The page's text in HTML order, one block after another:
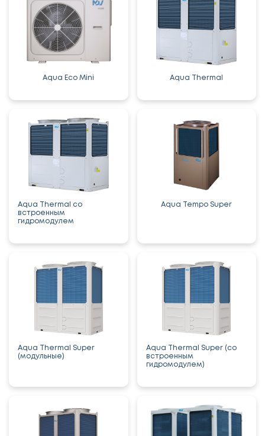
Aqua Eco Mini Aqua Thermal
Aqua Thermal со
встроенным
гидромодулем
Aqua Tempo Super
Aqua Thermal Super
(модульные)
Aqua Thermal Super (со
встроенным
гидромодулем)